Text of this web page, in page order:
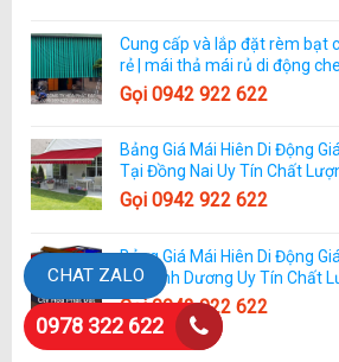
Cung cấp và lắp đặt rèm bạt
rẻ | mái thả mái rủ di động
Gọi 0942 922 622
Bảng Giá Mái Hiên Di Động
Tại Đồng Nai Uy Tín Chất
Gọi 0942 922 622
Bảng Giá Mái Hiên Di Động
Tại Bình Dương Uy Tín Chất
Gọi 0942 922 622
CHAT ZALO
0978 322 622